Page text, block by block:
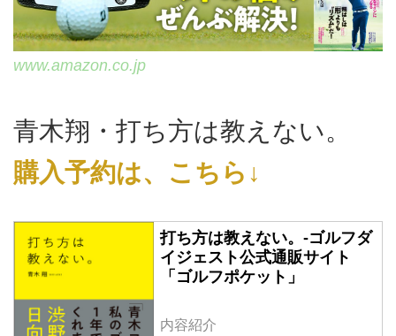
www.amazon.co.jp
青木翔・打ち方は教えない。
購入予約は、こちら↓
打ち方は教えない。-ゴルフダ
イジェスト公式通販サイト
「ゴルフポケット」
内容紹介